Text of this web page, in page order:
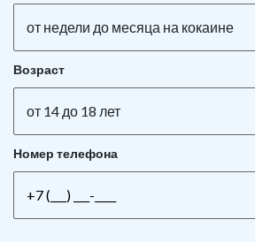
от недели до месяца на кокаине
Возраст
от 14 до 18 лет
Номер телефона